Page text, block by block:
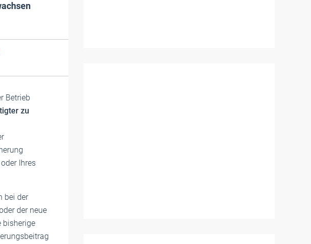
Betrieb
zu
Ihres
bei der
der neue
bisherige